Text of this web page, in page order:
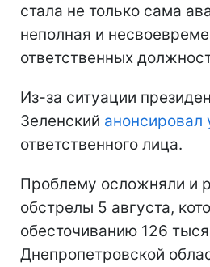
стала не только сама
неполная и
ответственных
Из-за ситуации
Зеленский анонсировал
ответственного лица.
Проблему осложняли и
обстрелы 5 августа,
обесточиванию 126
Днепропетровской